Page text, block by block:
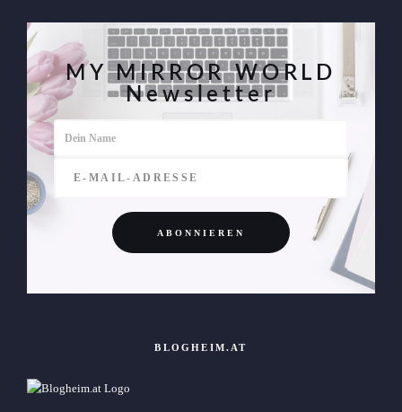
MY MIRROR WORLD
Newsletter
BLOGHEIM.AT